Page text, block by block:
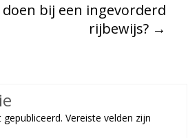
bij een ingevorderd
rijbewijs? →
Vereiste velden zijn